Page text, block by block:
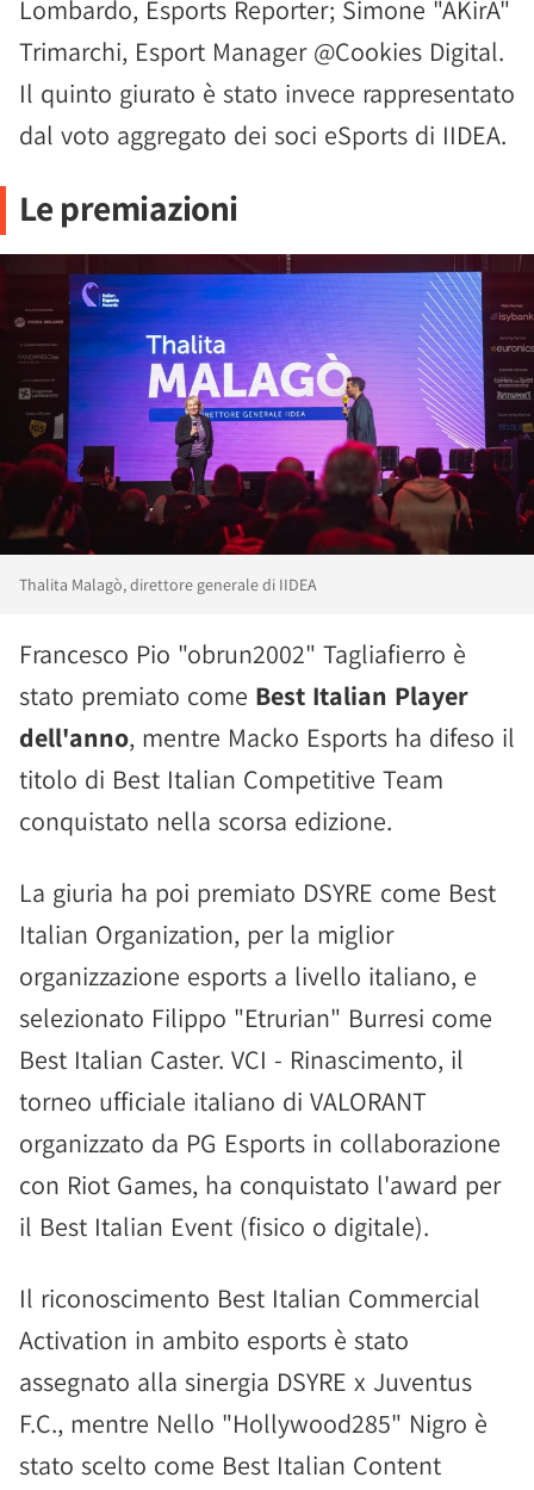
Lombardo, Esports Reporter; Simone "AKirA"
Trimarchi, Esport Manager @Cookies Digital.
Il quinto giurato è stato invece rappresentato
dal voto aggregato dei soci eSports di IIDEA.
Le premiazioni
Thalita Malagò, direttore generale di IIDEA
Francesco Pio "obrun2002" Tagliafierro è
stato premiato come Best Italian Player
dell'anno, mentre Macko Esports ha difeso il
titolo di Best Italian Competitive Team
conquistato nella scorsa edizione.
La giuria ha poi premiato DSYRE come Best
Italian Organization, per la miglior
organizzazione esports a livello italiano, e
selezionato Filippo "Etrurian" Burresi come
Best Italian Caster. VCI - Rinascimento, il
torneo ufficiale italiano di VALORANT
organizzato da PG Esports in collaborazione
con Riot Games, ha conquistato l'award per
il Best Italian Event (fisico o digitale).
Il riconoscimento Best Italian Commercial
Activation in ambito esports è stato
assegnato alla sinergia DSYRE x Juventus
F.C., mentre Nello "Hollywood285" Nigro è
stato scelto come Best Italian Content